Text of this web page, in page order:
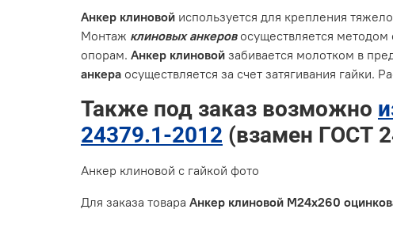
Анкер клиновой используется для крепления
Монтаж клиновых анкеровосуществляется методом
опорам. Анкер клиновой забивается молотком в
анкера осуществляется за счет затягивания гайки.
Также под заказ возможно
24379.1-2012 (взамен ГОСТ
Анкер клиновой с гайкой фото
Для заказа товара Анкер клиновой М24х260